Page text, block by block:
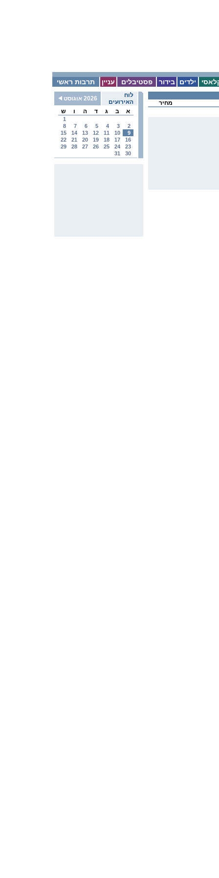
תרבות ראשי עניין פסטיבלים בידור ילדים
לוח
האירועים
2026 אוגוסט
א
ב ג ד ה ו ש
1
2
3
4
5
6
7
8
9
10
11
12
13
14
15
16
17
18
19
20
21
22
23
24
25
26
27
28
29
30
31
מחיר